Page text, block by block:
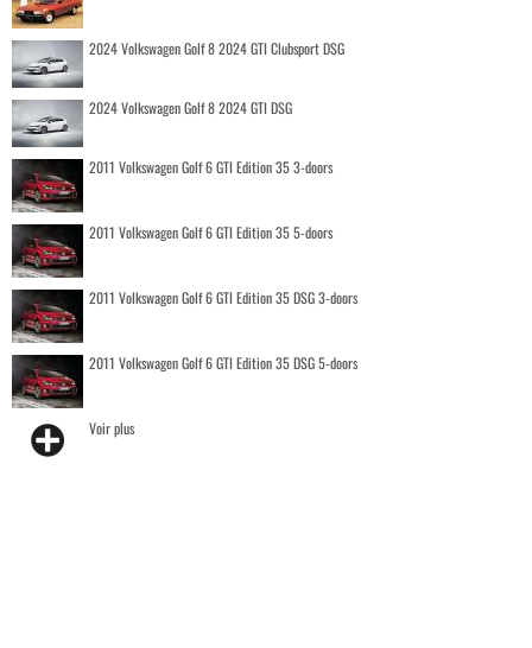
2024 Volkswagen Golf 8 2024 GTI Clubsport DSG
2024 Volkswagen Golf 8 2024 GTI DSG
2011 Volkswagen Golf 6 GTI Edition 35 3-doors
2011 Volkswagen Golf 6 GTI Edition 35 5-doors
2011 Volkswagen Golf 6 GTI Edition 35 DSG 3-doors
2011 Volkswagen Golf 6 GTI Edition 35 DSG 5-doors
Voir plus